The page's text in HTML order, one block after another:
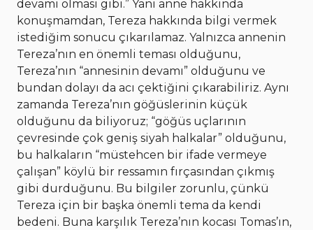
devamı olması gibi.” Yani anne hakkında
konuşmamdan, Tereza hakkında bilgi vermek
istediğim sonucu çıkarılamaz. Yalnızca annenin
Tereza’nın en önemli teması olduğunu,
Tereza’nın “annesinin devamı” olduğunu ve
bundan dolayı da acı çektiğini çıkarabiliriz. Aynı
zamanda Tereza’nın göğüslerinin küçük
olduğunu da biliyoruz; “göğüs uçlarının
çevresinde çok geniş siyah halkalar” olduğunu,
bu halkaların “müstehcen bir ifade vermeye
çalışan” köylü bir ressamın fırçasından çıkmış
gibi durduğunu. Bu bilgiler zorunlu, çünkü
Tereza için bir başka önemli tema da kendi
bedeni. Buna karşılık Tereza’nın kocası Tomas’ın,